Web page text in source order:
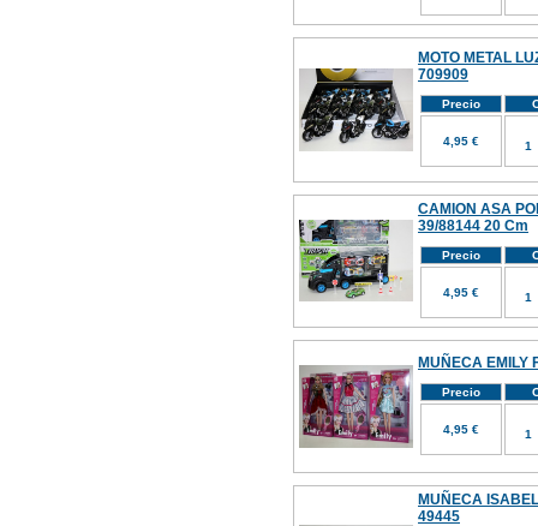
MOTO METAL
709909
Precio
4,95 €
CAMION ASA
39/88144 20 Cm
Precio
4,95 €
MUÑECA EMILY
Precio
4,95 €
MUÑECA
49445